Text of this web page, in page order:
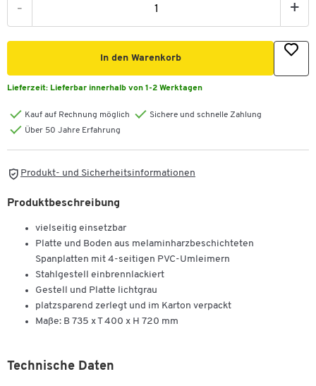
- +
In den Warenkorb
Lieferzeit: Lieferbar innerhalb von 1-2 Werktagen
Kauf auf Rechnung möglich
Sichere und schnelle Zahlung
Über 50 Jahre Erfahrung
Produkt- und Sicherheitsinformationen
Produktbeschreibung
vielseitig einsetzbar
Platte und Boden aus melaminharzbeschichteten
Spanplatten mit 4-seitigen PVC-Umleimern
Stahlgestell einbrennlackiert
Gestell und Platte lichtgrau
platzsparend zerlegt und im Karton verpackt
Maße: B 735 x T 400 x H 720 mm
Technische Daten